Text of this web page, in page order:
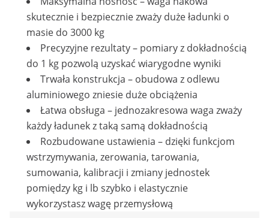
skutecznie i bezpiecznie zważy duże ładunki o
masie do 3000 kg
Precyzyjne rezultaty – pomiary z dokładnością
do 1 kg pozwolą uzyskać wiarygodne wyniki
Trwała konstrukcja – obudowa z odlewu
aluminiowego zniesie duże obciążenia
Łatwa obsługa – jednozakresowa waga zważy
każdy ładunek z taką samą dokładnością
Rozbudowane ustawienia – dzięki funkcjom
wstrzymywania, zerowania, tarowania,
sumowania, kalibracji i zmiany jednostek
pomiędzy kg i lb szybko i elastycznie
wykorzystasz wagę przemysłową